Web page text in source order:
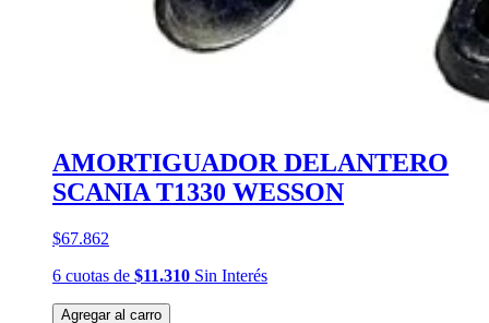
AMORTIGUADOR DELANTERO
SCANIA T1330 WESSON
$67.862
6 cuotas de $11.310 Sin Interés
Agregar al carro